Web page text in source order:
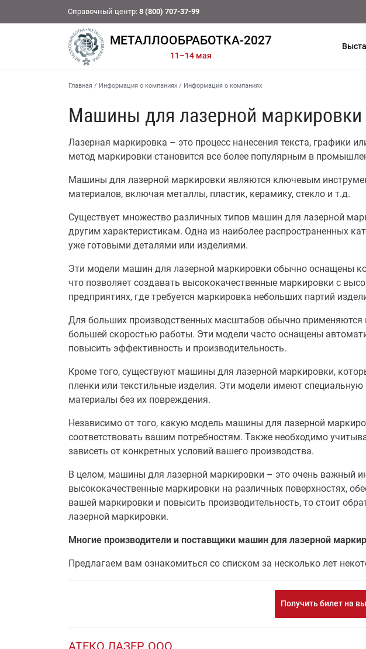
Справочный центр: 8 (800) 707-37-99
МЕТАЛЛООБРАБОТКА-2027
11–14 мая
Главная / Информация о компаниях / Информация о компаниях
Машины для лазерной маркировки
Лазерная маркировка – это процесс нанесения текста, графики
метод маркировки становится все более популярным в
Машины для лазерной маркировки являются ключевым
материалов, включая металлы, пластик, керамику, стекло и т.д.
Существует множество различных типов машин для лазерной
другим характеристикам. Одна из наиболее распространенных
уже готовыми деталями или изделиями.
Эти модели машин для лазерной маркировки обычно оснащены
что позволяет создавать высококачественные маркировки с
предприятиях, где требуется маркировка небольших партий
Для больших производственных масштабов обычно
большей скоростью работы. Эти модели часто оснащены
повысить эффективность и производительность.
Кроме того, существуют машины для лазерной маркировки,
пленки или текстильные изделия. Эти модели имеют
материалы без их повреждения.
Независимо от того, какую модель машины для лазерной
соответствовать вашим потребностям. Также необходимо
зависеть от конкретных условий вашего производства.
В целом, машины для лазерной маркировки – это очень важный
высококачественные маркировки на различных поверхностях,
вашей маркировки и повысить производительность, то стоит
лазерной маркировки.
Многие производители и поставщики машин для лазерной
Предлагаем вам ознакомиться со списком за несколько лет
Получить билет на
АТЕКО ЛАЗЕР, ООО